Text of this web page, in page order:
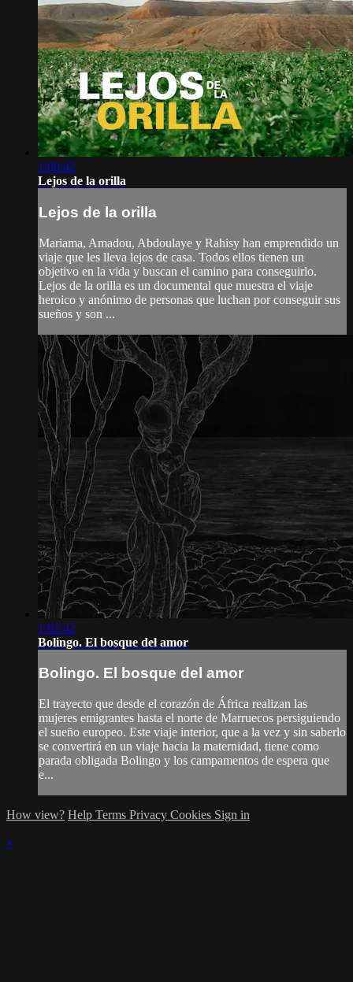
1:00:42
Lejos de la orilla
Lejos de la orilla
Mariama, Amadou, Abdoulaye y Rahisy han emprendido un
viaje que les lleva lejos de casa. Todos ellos tienen un
objetivo en la vida y buscan el camino para conseguirlo.
Lejos de la orilla es un documental que muestra el viaje
heroico y anónimo de personas que luchan por conseguir sus
sueños y son ...
1:02:42
Bolingo. El bosque del amor
Bolingo. El bosque del amor
El trayecto que desde el corazón de África realizan las
mujeres emigrantes hasta el norte de Marruecos persiguiendo
el sueño europeo. Este viaje interior, que a la vez y sin saberlo
se convertirá en un viaje hacia la maternidad, tiene como
parada obligada Bolingo y los campamentos de espera que
e...
How view? Help Terms Privacy Cookies Sign in
×